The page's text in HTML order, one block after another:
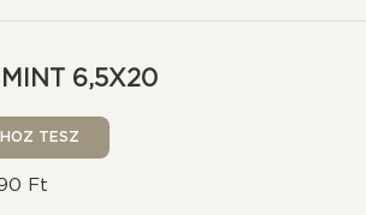
MINT 6,5X20
Ft